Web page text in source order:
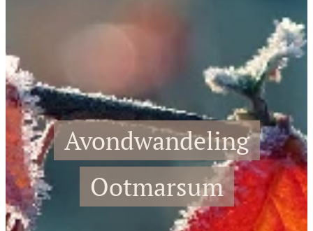
Avondwandeling
Ootmarsum